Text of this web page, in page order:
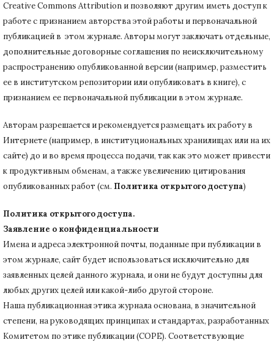
Creative Commons Attribution и позволяют другим иметь доступ к
работе с признанием авторства этой работы и первоначальной
публикацией в этом журнале. Авторы могут заключать отдельные,
дополнительные договорные соглашения по неисключительному
распространению опубликованной версии (например, разместить
ее в институтском репозитории или опубликовать в книге), с
признанием ее первоначальной публикации в этом журнале.
Авторам разрешается и рекомендуется размещать их работу в
Интернете (например, в институциональных хранилищах или на их
сайте) до и во время процесса подачи, так как это может привести
к продуктивным обменам, а также увеличению цитирования
опубликованных работ (см. Политика открытого доступа)
Политика открытого доступа.
Заявление о конфиденциальности
Имена и адреса электронной почты, поданные при публикации в
этом журнале, сайт будет использоваться исключительно для
заявленных целей данного журнала, и они не будут доступны для
любых других целей или какой-либо другой стороне.
Наша публикационная этика журнала основана, в значительной
степени, на руководящих принципах и стандартах, разработанных
Комитетом по этике публикации (COPE). Соответствующие